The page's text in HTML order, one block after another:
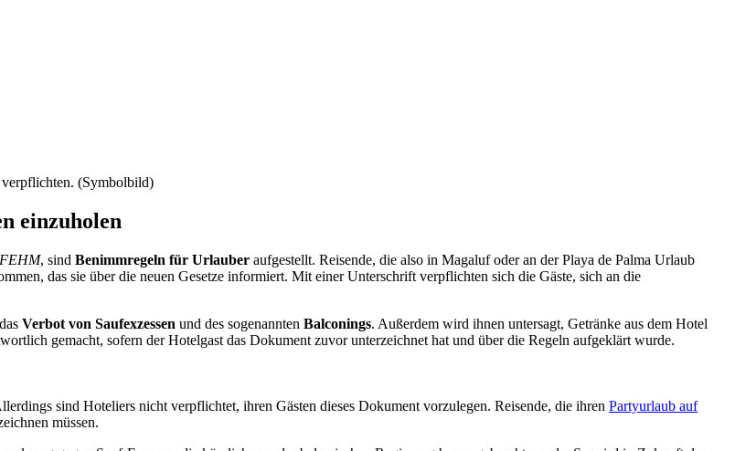
(Symbolbild)
einzuholen
, sind Benimmregeln für Urlauber aufgestellt. Reisende, die also in Magaluf oder an der Playa de Palma Urlaub
das sie über die neuen Gesetze informiert. Mit einer Unterschrift verpflichten sich die Gäste, sich an die
Verbot von Saufexzessen und des sogenannten Balconings. Außerdem wird ihnen untersagt, Getränke aus dem Hotel
gemacht, sofern der Hotelgast das Dokument zuvor unterzeichnet hat und über die Regeln aufgeklärt wurde.
sind Hoteliers nicht verpflichtet, ihren Gästen dieses Dokument vorzulegen. Reisende, die ihren Partyurlaub auf
müssen.